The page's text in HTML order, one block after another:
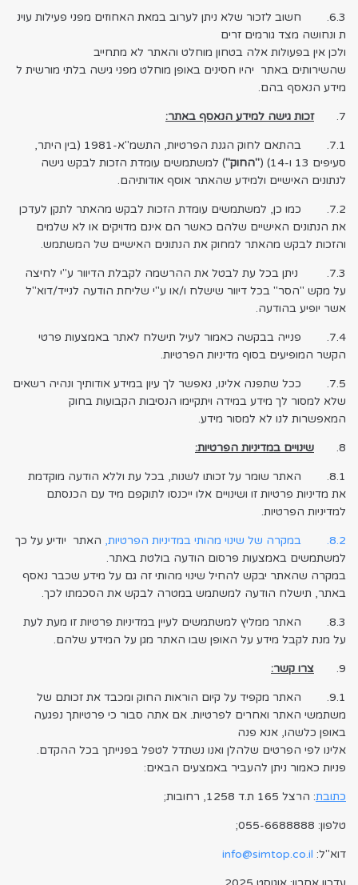
6.3. חשוב לזכור שלא ניתן לערוב במאת האחוזים מפני פעילות עוינ
ת ונחושה מצד גורמים זרים
ולכן אין בפעולות אלה בטחון מוחלט והאתר לא מתחייב
שהשירותים באתר יהיו חסינים באופן מוחלט מפני גישה בלתי מורשית ל
מידע הנאסף בהם.
7. זכות גישה למידע הנאסף באתר:
7.1. בהתאם לחוק הגנת הפרטיות, התשמ"א-1981 (בין היתר,
סעיפים 13 ו-14) (
"החוק") למשתמשים עומדת הזכות לבקש גישה
לנתונים האישיים ולמידע שהאתר אוסף אודותיהם.
7.2. כמו כן, למשתמשים עומדת הזכות לבקש מהאתר לתקן לעדכן
את הנתונים האישיים שלהם כאשר הם אינם מדויקים או לא שלמים
והזכות לבקש מהאתר למחוק את הנתונים האישיים של המשתמש.
7.3. ניתן בכל עת לבטל את ההרשמה לקבלת הדיוור ע"י לחיצה
על מקש "הסר" בכל דיוור שישלח ו/או ע"י שליחת הודעה לנייד/דוא"ל
אשר יופיע בהודעה.
7.4. פנייה בבקשה כאמור לעיל תישלח לאתר באמצעות פרטי
הקשר המופיעים בסוף מדיניות הפרטיות.
7.5. ככל שתפנה אלינו, נאפשר לך עיון במידע אודותיך ונהיה רשאים
שלא למסור לך מידע במידה ויתקיימו הנסיבות הקבועות בחוק
המאפשרות לנו לא למסור מידע.
8. שינויים במדיניות הפרטיות:
8.1. האתר שומר על זכותו לשנות, בכל עת וללא הודעה מוקדמת
את מדיניות פרטיות זו ושינויים אלו ייכנסו לתוקפם מיד עם הכנסתם
למדיניות הפרטיות.
8.2. במקרה של שינוי מהותי במדיניות הפרטיות,
האתר יודיע על כך
למשתמשים באמצעות פרסום הודעה בולטת באתר.
במקרה שהאתר יבקש להחיל שינוי מהותי זה גם על מידע שכבר נאסף
באתר, תישלח הודעה למשתמש במטרה לבקש את הסכמתו לכך.
8.3. האתר ממליץ למשתמשים לעיין במדיניות פרטיות זו מעת לעת
על מנת לקבל מידע על האופן שבו האתר מגן על המידע שלהם.
9. צרו קשר:
9.1. האתר מקפיד על קיום הוראות החוק ומכבד את זכותם של
משתמשי האתר ואחרים לפרטיות. אם אתה סבור כי פרטיותך נפגעה
באופן כלשהו, אנא פנה
אלינו לפי הפרטים שלהלן ואנו נשתדל לטפל בפנייתך בכל ההקדם.
פניות כאמור ניתן להעביר באמצעים הבאים:
כתובת: הרצל 165 ת.ד 1258, רחובות;
טלפון: 055-6688888;
דוא"ל: info@simtop.co.il